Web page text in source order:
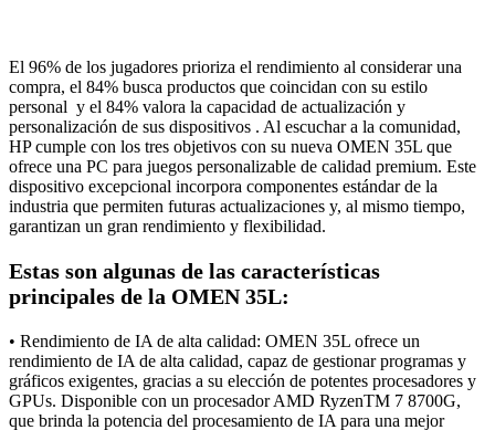
El 96% de los jugadores prioriza el rendimiento al considerar una
compra, el 84% busca productos que coincidan con su estilo
personal y el 84% valora la capacidad de actualización y
personalización de sus dispositivos . Al escuchar a la comunidad,
HP cumple con los tres objetivos con su nueva OMEN 35L que
ofrece una PC para juegos personalizable de calidad premium. Este
dispositivo excepcional incorpora componentes estándar de la
industria que permiten futuras actualizaciones y, al mismo tiempo,
garantizan un gran rendimiento y flexibilidad.
Estas son algunas de las características
principales de la OMEN 35L:
• Rendimiento de IA de alta calidad: OMEN 35L ofrece un
rendimiento de IA de alta calidad, capaz de gestionar programas y
gráficos exigentes, gracias a su elección de potentes procesadores y
GPUs. Disponible con un procesador AMD RyzenTM 7 8700G,
que brinda la potencia del procesamiento de IA para una mejor